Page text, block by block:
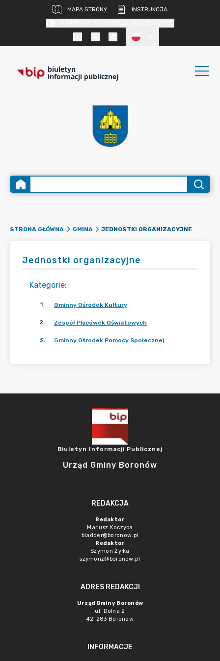
MAPA STRONY
INSTRUKCJA
biuletyn
informacji publicznej
STRONA GŁÓWNA GMINA JEDNOSTKI ORGANIZACYJNE
Jednostki organizacyjne
Kategorie:
1. Gminny Ośrodek Kultury
2. Zespół Placówek Oświatowych
3. Gminny Ośrodek Pomocy Społecznej
Biuletyn Informacji Publicznej
Urząd Gminy Boronów
REDAKCJA
Redaktor
Mariusz Koczyba
bladder@boronow.pl
Redaktor
Szymon Żyłka
szymonz@boronow.pl
ADRES REDAKCJI
Urząd Gminy Boronów
ul. Dolna 2
42-283 Boronów
INFORMACJE